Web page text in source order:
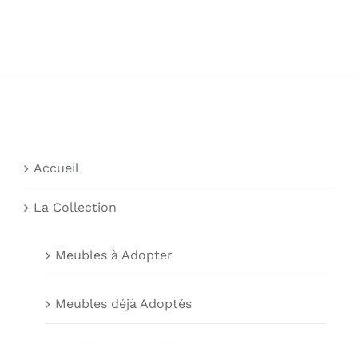
Accueil
La Collection
Meubles à Adopter
Meubles déjà Adoptés